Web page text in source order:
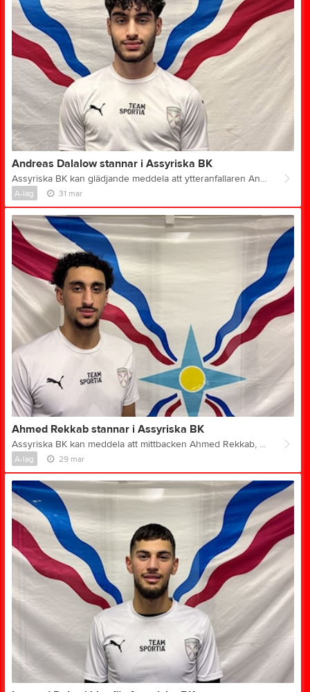
Andreas Dalalow stannar i Assyriska BK
Assyriska BK kan glädjande meddela att ytteranfallaren Andreas Dalalow, 19, stannar i klubben över kommande säsong. Andreas anslöt inför förra året från BK Häcken akademi och har sedan dess vuxit in i laget och blivit en naturlig del av truppen. Trots sin korta tid i klubben känns han idag som en av våra egna – både på och utanför planen. Med sin snabbhet, och vilja att utmana blir han en viktig pusselbit även framåt. Andreas om att stanna: – Det känns riktigt bra att fortsätta i Assyriska BK. Jag blev väl mottagen direkt när jag kom hit och har känt mig som hemma sedan dag ett. Det är här jag trivs och vill fortsätta utvecklas. Jag ser fram emot den här säsongen och att få vara med och bidra ännu mer. Målet är att fortsätta ta steg i min utveckling och hjälpa laget att nå våra mål. Sportrådet om förlängningen: –Andreas är en offensiv spelare med fart och mod i sitt spel, och vi ser stor utvecklingspotential i honom. Vi är väldigt glada över att han väljer att fortsätta sin resa i Assyriska BK.
A-lag 31 mar
Ahmed Rekkab stannar i Assyriska BK
Assyriska BK kan meddela att mittbacken Ahmed Rekkab, 20, har skrivit på för ytterligare en säsong i klubben. Rekkab anslöt inför förra säsongen på lån från Västra Frölunda IF och blir nu kvar i Assyriska BK även framöver. Han är en bolltrygg mittback med ett bra driv i spelet och har snabbt vuxit in i laget. Rekkab om förlängningen: – Det känns riktigt bra att stanna i Assyriska BK. Jag trivdes väldigt bra redan från första dagen och känner att jag har hittat rätt här. Förra säsongen var lärorik för mig och jag känner att jag tog steg i min utveckling, så det var ett enkelt beslut att fortsätta. Jag vill fortsätta utvecklas, ta ännu större ansvar och bidra till att vi når våra mål som lag. Det finns en stark vilja i gruppen att ta nästa steg, och det är något jag verkligen vill vara en del av. Sportrådet om förlängningen: – Rekkab är en spelare som vi är väldigt nöjda med. Han har fina kvaliteter i sitt försvarsspel, är trygg med bollen och visar ett starkt driv i sin utveckling. Att han nu väljer att fortsätta hos oss är ett kvitto på att vi är på rätt väg. Vi tror att han kommer ta ytterligare kliv under kommande säsong och bli en ännu viktigare del av laget.
A-lag 29 mar